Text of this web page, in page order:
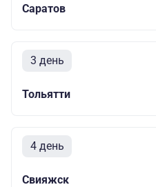
Саратов
3 день
Тольятти
4 день
Свияжск